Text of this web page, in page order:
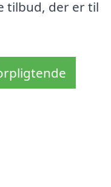
tilbud, der er til